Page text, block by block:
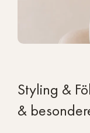
Styling &
&